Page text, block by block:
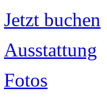
Jetzt buchen
Ausstattung
Fotos